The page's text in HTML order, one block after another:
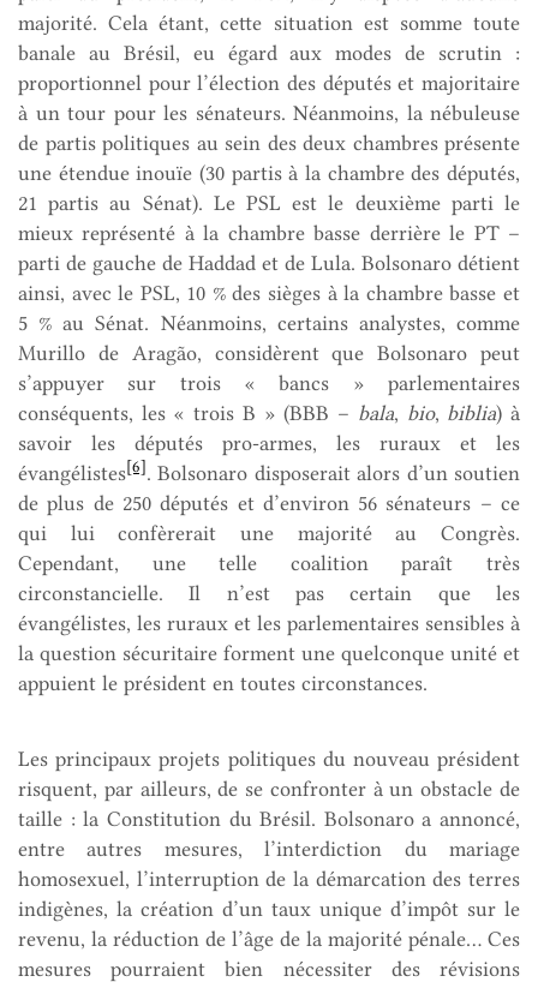
majorité. Cela étant, cette situation est somme toute
banale au Brésil, eu égard aux modes de scrutin :
proportionnel pour l’élection des députés et majoritaire
à un tour pour les sénateurs. Néanmoins, la nébuleuse
de partis politiques au sein des deux chambres présente
une étendue inouïe (30 partis à la chambre des députés,
21 partis au Sénat). Le PSL est le deuxième parti le
mieux représenté à la chambre basse derrière le PT –
parti de gauche de Haddad et de Lula. Bolsonaro détient
ainsi, avec le PSL, 10 % des sièges à la chambre basse et
5 % au Sénat. Néanmoins, certains analystes, comme
Murillo de Aragão, considèrent que Bolsonaro peut
s’appuyer sur trois « bancs » parlementaires
conséquents, les « trois B » (BBB – bala, bio, biblia) à
savoir les députés pro-armes, les ruraux et les
évangélistes[6] . Bolsonaro disposerait alors d’un soutien
de plus de 250 députés et d’environ 56 sénateurs – ce
qui lui confèrerait une majorité au Congrès.
Cependant, une telle coalition paraît très
circonstancielle. Il n’est pas certain que les
évangélistes, les ruraux et les parlementaires sensibles à
la question sécuritaire forment une quelconque unité et
appuient le président en toutes circonstances.
Les principaux projets politiques du nouveau président
risquent, par ailleurs, de se confronter à un obstacle de
taille : la Constitution du Brésil. Bolsonaro a annoncé,
entre autres mesures, l’interdiction du mariage
homosexuel, l’interruption de la démarcation des terres
indigènes, la création d’un taux unique d’impôt sur le
revenu, la réduction de l’âge de la majorité pénale… Ces
mesures pourraient bien nécessiter des révisions